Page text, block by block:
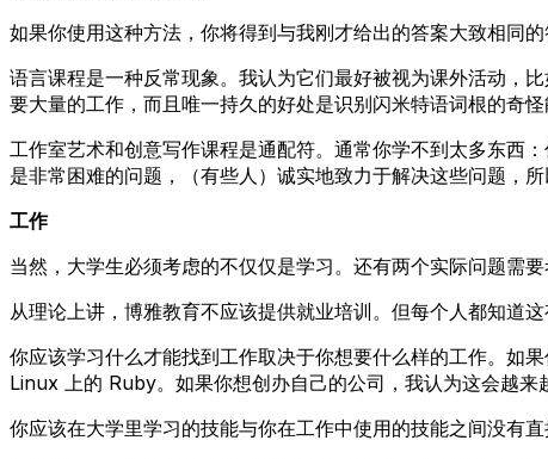
如果你使用这种方法，你将得到与我刚才给出的答案大致相同的
语言课程是一种反常现象。我认为它们最好被视为课外活动，
要大量的工作，而且唯一持久的好处是识别闪米特语词根的奇
工作室艺术和创意写作课程是通配符。通常你学不到太多东西
是非常困难的问题，（有些人）诚实地致力于解决这些问题，
工作
当然，大学生必须考虑的不仅仅是学习。还有两个实际问题需要
从理论上讲，博雅教育不应该提供就业培训。但每个人都知道
你应该学习什么才能找到工作取决于你想要什么样的工作。如
Linux 上的 Ruby。如果你想创办自己的公司，我认为这会越来
你应该在大学里学习的技能与你在工作中使用的技能之间没有